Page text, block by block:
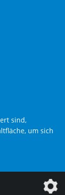
sind,
um sich